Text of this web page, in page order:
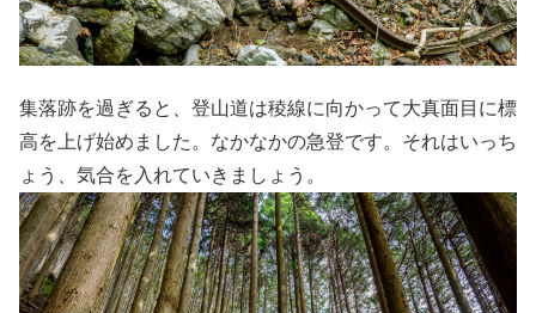
集落跡を過ぎると、登山道は稜線に向かって大真面目に標
高を上げ始めました。なかなかの急登です。それはいっち
ょう、気合を入れていきましょう。